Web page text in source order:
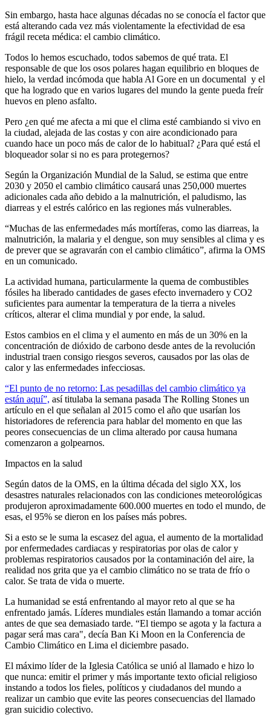
Sin embargo, hasta hace algunas décadas no se conocía el factor que
está alterando cada vez más violentamente la efectividad de esa
frágil receta médica: el cambio climático.
Todos lo hemos escuchado, todos sabemos de qué trata. El
responsable de que los osos polares hagan equilibrio en bloques de
hielo, la verdad incómoda que habla Al Gore en un documental y el
que ha logrado que en varios lugares del mundo la gente pueda freír
huevos en pleno asfalto.
Pero ¿en qué me afecta a mi que el clima esté cambiando si vivo en
la ciudad, alejada de las costas y con aire acondicionado para
cuando hace un poco más de calor de lo habitual? ¿Para qué está el
bloqueador solar si no es para protegernos?
Según la Organización Mundial de la Salud, se estima que entre
2030 y 2050 el cambio climático causará unas 250,000 muertes
adicionales cada año debido a la malnutrición, el paludismo, las
diarreas y el estrés calórico en las regiones más vulnerables.
“Muchas de las enfermedades más mortíferas, como las diarreas, la
malnutrición, la malaria y el dengue, son muy sensibles al clima y es
de prever que se agravarán con el cambio climático”, afirma la OMS
en un comunicado.
La actividad humana, particularmente la quema de combustibles
fósiles ha liberado cantidades de gases efecto invernadero y CO2
suficientes para aumentar la temperatura de la tierra a niveles
críticos, alterar el clima mundial y por ende, la salud.
Estos cambios en el clima y el aumento en más de un 30% en la
concentración de dióxido de carbono desde antes de la revolución
industrial traen consigo riesgos severos, causados por las olas de
calor y las enfermedades infecciosas.
“El punto de no retorno: Las pesadillas del cambio climático ya
están aquí”, así titulaba la semana pasada The Rolling Stones un
artículo en el que señalan al 2015 como el año que usarían los
historiadores de referencia para hablar del momento en que las
peores consecuencias de un clima alterado por causa humana
comenzaron a golpearnos.
Impactos en la salud
Según datos de la OMS, en la última década del siglo XX, los
desastres naturales relacionados con las condiciones meteorológicas
produjeron aproximadamente 600.000 muertes en todo el mundo, de
esas, el 95% se dieron en los países más pobres.
Si a esto se le suma la escasez del agua, el aumento de la mortalidad
por enfermedades cardiacas y respiratorias por olas de calor y
problemas respiratorios causados por la contaminación del aire, la
realidad nos grita que ya el cambio climático no se trata de frío o
calor. Se trata de vida o muerte.
La humanidad se está enfrentando al mayor reto al que se ha
enfrentado jamás. Líderes mundiales están llamando a tomar acción
antes de que sea demasiado tarde. “El tiempo se agota y la factura a
pagar será mas cara", decía Ban Ki Moon en la Conferencia de
Cambio Climático en Lima el diciembre pasado.
El máximo líder de la Iglesia Católica se unió al llamado e hizo lo
que nunca: emitir el primer y más importante texto oficial religioso
instando a todos los fieles, políticos y ciudadanos del mundo a
realizar un cambio que evite las peores consecuencias del llamado
gran suicidio colectivo.